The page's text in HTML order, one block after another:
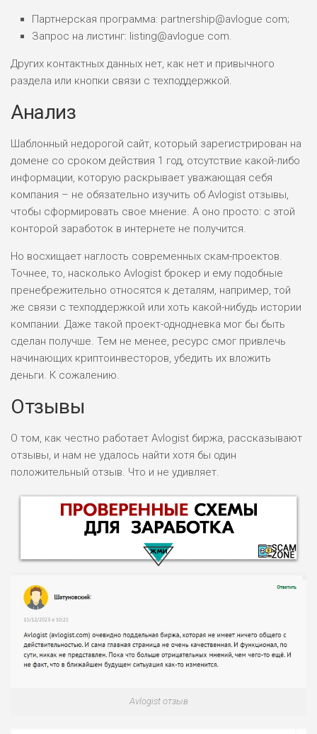
Партнерская программа: partnership@avlogue com;
Запрос на листинг: listing@avlogue com.
Других контактных данных нет, как нет и привычного
раздела или кнопки связи с техподдержкой.
Анализ
Шаблонный недорогой сайт, который зарегистрирован на
домене со сроком действия 1 год, отсутствие какой-либо
информации, которую раскрывает уважающая себя
компания – не обязательно изучить об Avlogist отзывы,
чтобы сформировать свое мнение. А оно просто: с этой
конторой заработок в интернете не получится.
Но восхищает наглость современных скам-проектов.
Точнее, то, насколько Avlogist брокер и ему подобные
пренебрежительно относятся к деталям, например, той
же связи с техподдержкой или хоть какой-нибудь истории
компании. Даже такой проект-однодневка мог бы быть
сделан получше. Тем не менее, ресурс смог привлечь
начинающих криптоинвесторов, убедить их вложить
деньги. К сожалению.
Отзывы
О том, как честно работает Avlogist биржа, рассказывают
отзывы, и нам не удалось найти хотя бы один
положительный отзыв. Что и не удивляет.
НАЗВАНИЕ ОБЗОР
Avlogist отзыв